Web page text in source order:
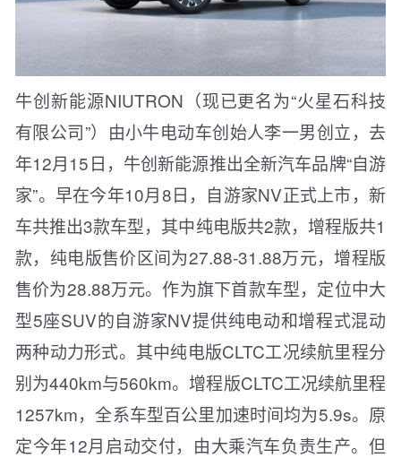
牛创新能源NIUTRON（现已更名为“火星石科技
有限公司”）由小牛电动车创始人李一男创立，去
年12月15日，牛创新能源推出全新汽车品牌“自游
家”。早在今年10月8日，自游家NV正式上市，新
车共推出3款车型，其中纯电版共2款，增程版共1
款，纯电版售价区间为27.88-31.88万元，增程版
售价为28.88万元。作为旗下首款车型，定位中大
型5座SUV的自游家NV提供纯电动和增程式混动
两种动力形式。其中纯电版CLTC工况续航里程分
别为440km与560km。增程版CLTC工况续航里程
1257km，全系车型百公里加速时间均为5.9s。原
定今年12月启动交付，由大乘汽车负责生产。但